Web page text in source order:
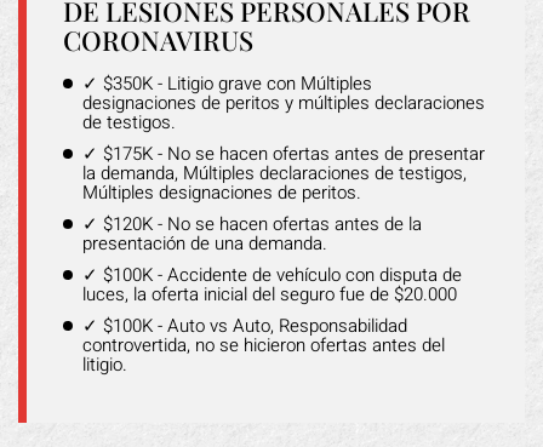
DE LESIONES PERSONALES POR
CORONAVIRUS
✓ $350K - Litigio grave con Múltiples
designaciones de peritos y múltiples declaraciones
de testigos.
✓ $175K - No se hacen ofertas antes de presentar
la demanda, Múltiples declaraciones de testigos,
Múltiples designaciones de peritos.
✓ $120K - No se hacen ofertas antes de la
presentación de una demanda.
✓ $100K - Accidente de vehículo con disputa de
luces, la oferta inicial del seguro fue de $20.000
✓ $100K - Auto vs Auto, Responsabilidad
controvertida, no se hicieron ofertas antes del
litigio.